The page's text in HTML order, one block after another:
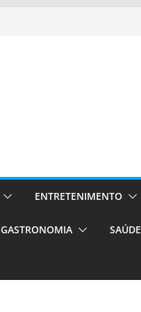
ENTRETENIMENTO
GASTRONOMIA SAÚDE